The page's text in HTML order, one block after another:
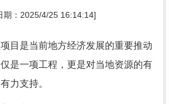
期：2025/4/25 16:14:14]
目是当前地方经济发展的重要推动
是一项工程，更是对当地资源的有
力支持。